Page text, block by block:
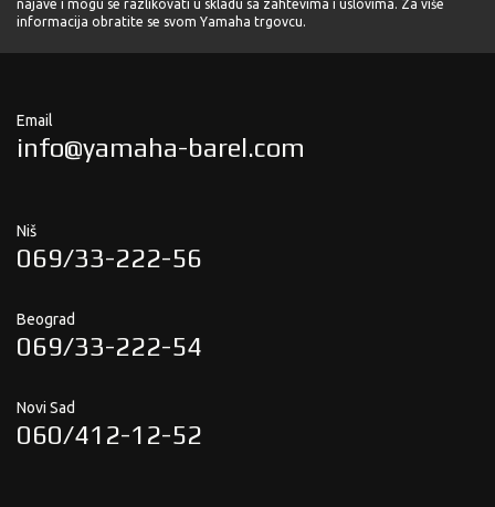
najave i mogu se razlikovati u skladu sa zahtevima i uslovima. Za više
informacija obratite se svom Yamaha trgovcu.
Email
info@yamaha-barel.com
Niš
069/33-222-56
Beograd
069/33-222-54
Novi Sad
060/412-12-52